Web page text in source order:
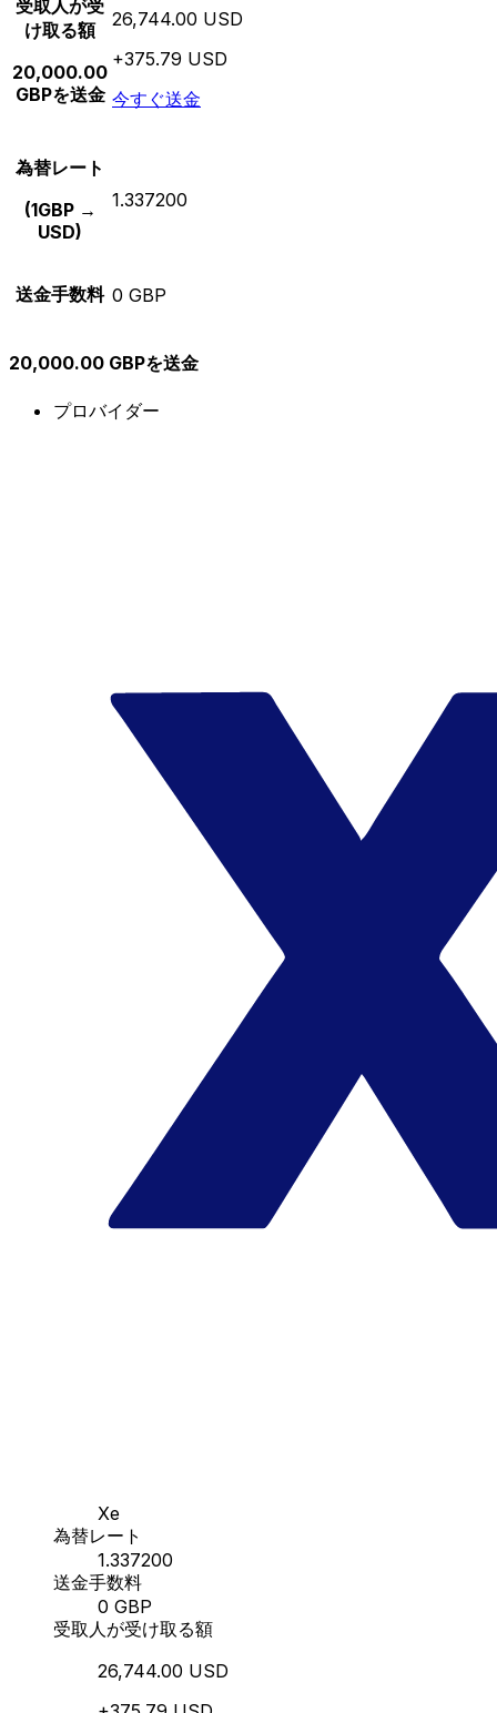
受取人が受
け取る額
20,000.00
GBPを送金
26,744.00 USD
+375.79 USD
今すぐ送金
為替レート
(1GBP →
USD)
1.337200
送金手数料 0 GBP
20,000.00 GBPを送金
プロバイダー
Xe
為替レート
1.337200
送金手数料
0 GBP
受取人が受け取る額
26,744.00 USD